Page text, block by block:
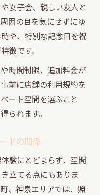
女子会、親しい友人と
囲の目を気にせずにゆ
や、特別な記念日を祝
徴です。
時間制限、追加料金が
前に店舗の利用規約を
ート空間を選ぶこと
られます。
ドの関係
験にとどまらず、空間
立てる点にもありま
、神泉エリアでは、照